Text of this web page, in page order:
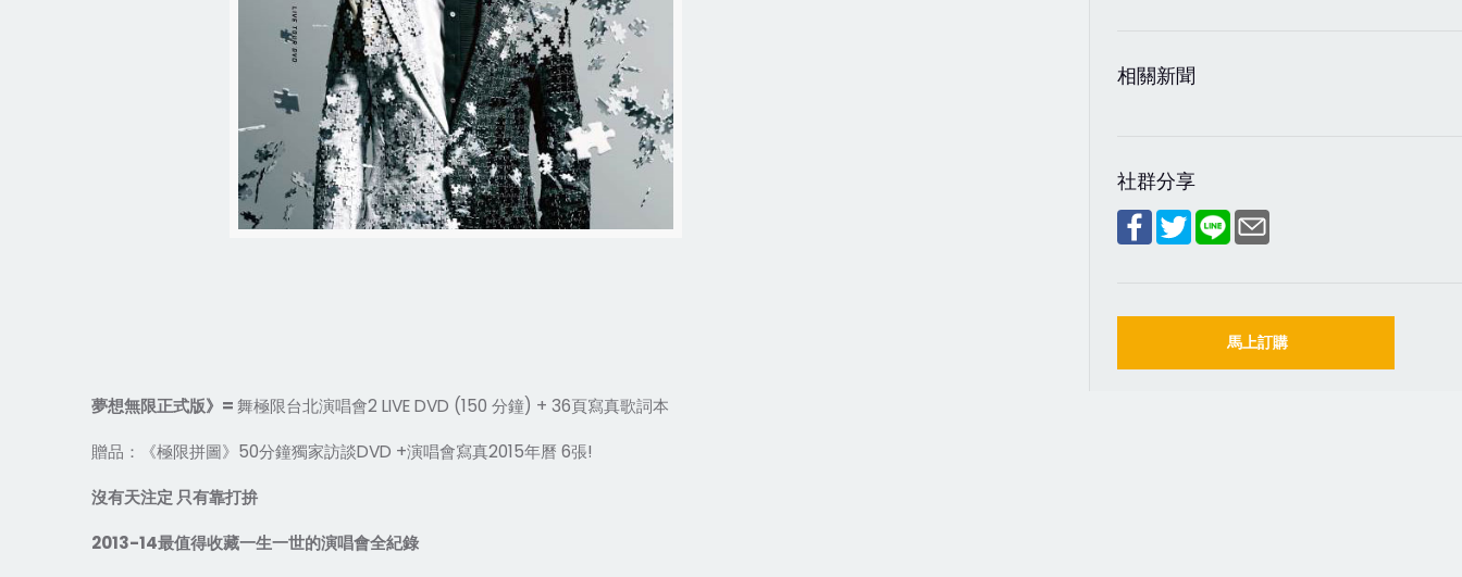
相關新聞
社群分享
馬上訂購
夢想無限正式版》 =舞極限台北演唱會2 LIVE DVD (150 分鐘) + 36頁寫真歌詞本
贈品：《極限拼圖》 50分鐘獨家訪談DVD +演唱會寫真2015年曆 6張!
沒有天注定 只有靠打拚
2013-14最值得收藏一生一世的演唱會全紀錄